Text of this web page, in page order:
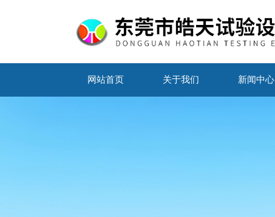
网站首页 关于我们 新闻中心